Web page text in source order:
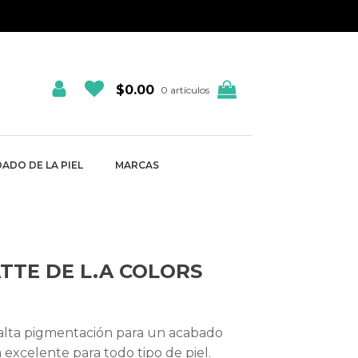
$0.00 0 artículos
DE LA PIEL MARCAS
DE L.A COLORS
pigmentación para un acabado
para todo tipo de piel.